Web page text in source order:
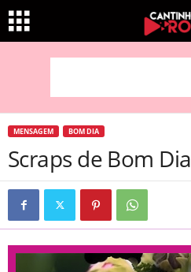
MENSAGEM BOM DIA
Scraps de Bom Dia